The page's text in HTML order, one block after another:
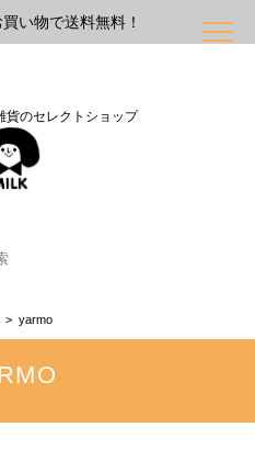
い物で送料無料！
貨のセレクトショップ
yarmo